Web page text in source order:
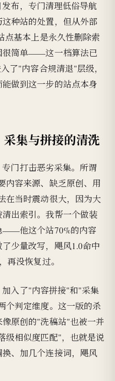
布，专门清理低俗导航
种站的处置，但从外部
点基本上是永久性删除索
很简单——这一档算法已
了"内容合规清退"层级，
做到这一步的站点本身
集与拼接的清洗
门打击恶劣采集。所谓
内容来源、缺乏原创、用
在当时震动很大，因为大
出索引。我帮一个做装
——他这个站70%的内容
少量改写，飓风1.0命中
再没恢复过。
入了"内容拼接"和"采集
个判定维度。这一版的杀
原创的"洗稿站"也被一并
级相似度匹配"，也就是说
、加几个连接词，飓风